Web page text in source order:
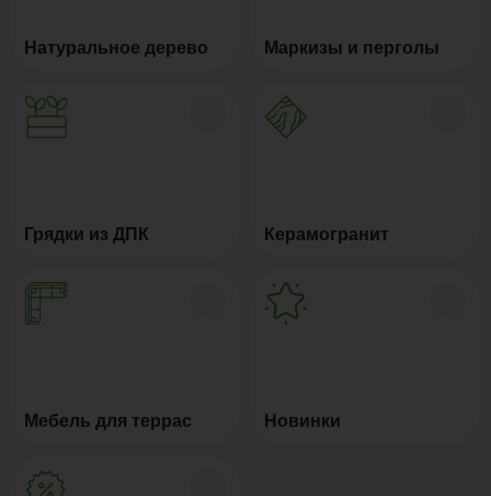
Натуральное дерево Маркизы и перголы
Грядки из ДПК Керамогранит
Мебель для террас Новинки